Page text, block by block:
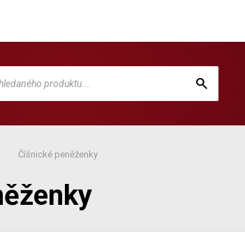
Číšnické peněženky